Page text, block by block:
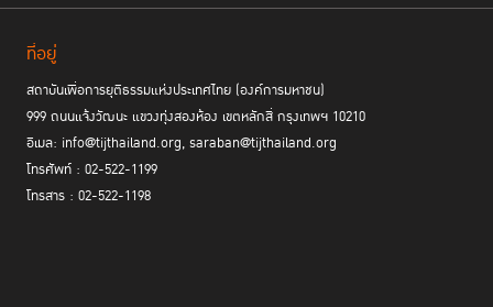
ที่อยู่
สถาบันเพื่อการยุติธรรมแห่งประเทศไทย (องค์การมหาชน)
999 ถนนแจ้งวัฒนะ แขวงทุ่งสองห้อง เขตหลักสี่ กรุงเทพฯ 10210
อีเมล: info@tijthailand.org, saraban@tijthailand.org
โทรศัพท์ : 02-522-1199
โทรสาร : 02-522-1198